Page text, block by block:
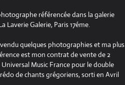
référencée dans la galerie
Laverie Galerie, Paris 17éme.
quelques photographies et ma plus
est mon contrat de vente de 2
Universal Music France pour le double
de chants grégoriens, sorti en Avril